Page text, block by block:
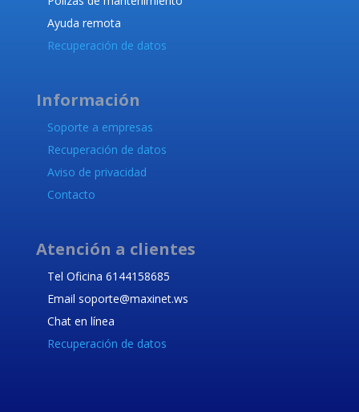
Ayuda remota
Recuperación de datos
Información
Soporte a empresas
Recuperación de datos
Aviso de privacidad
Contacto
Atención a clientes
Tel Oficina 6144158685
Email soporte@maxinet.ws
Chat en línea
Recuperación de datos